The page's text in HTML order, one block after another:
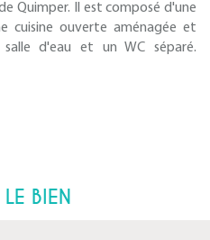
Quimper. Il est composé d'une
cuisine ouverte aménagée et
d'eau et un WC séparé.
BIEN